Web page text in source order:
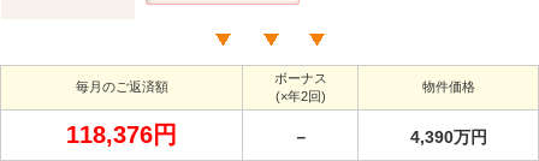
毎月のご返済額
ボーナス
(×年2回)
物件価格
118,376円 － 4,390万円